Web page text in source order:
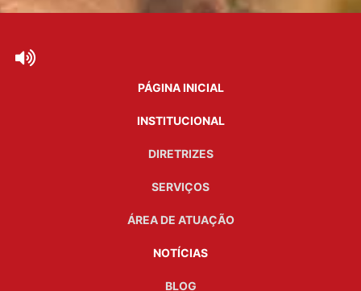
PÁGINA INICIAL
INSTITUCIONAL
DIRETRIZES
SERVIÇOS
ÁREA DE ATUAÇÃO
NOTÍCIAS
BLOG